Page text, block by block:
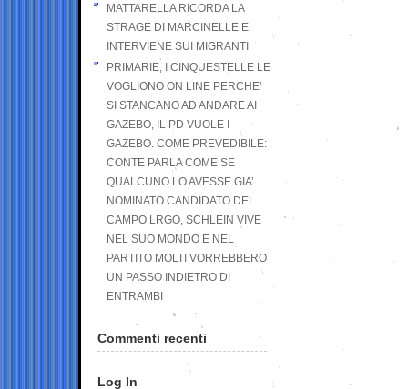
MATTARELLA RICORDA LA
STRAGE DI MARCINELLE E
INTERVIENE SUI MIGRANTI
PRIMARIE; I CINQUESTELLE LE
VOGLIONO ON LINE PERCHE’
SI STANCANO AD ANDARE AI
GAZEBO, IL PD VUOLE I
GAZEBO. COME PREVEDIBILE:
CONTE PARLA COME SE
QUALCUNO LO AVESSE GIA’
NOMINATO CANDIDATO DEL
CAMPO LRGO, SCHLEIN VIVE
NEL SUO MONDO E NEL
PARTITO MOLTI VORREBBERO
UN PASSO INDIETRO DI
ENTRAMBI
Commenti recenti
Log In